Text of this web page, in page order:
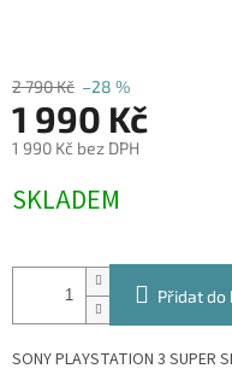
2 790 Kč –28 %
1 990 Kč
1 990 Kč bez DPH
cena:
SKLADEM
Přidat do
SONY PLAYSTATION 3 SUPER